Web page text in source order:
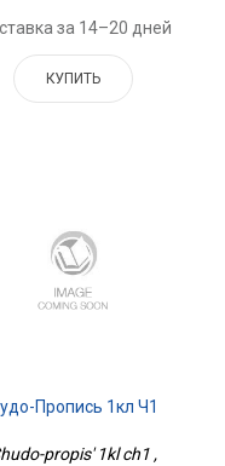
за 14–20 дней
КУПИТЬ
Пропись 1кл Ч1
propis' 1kl ch1 ,